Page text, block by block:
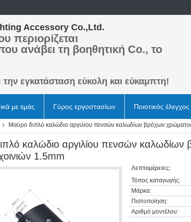
Accessory Co.,Ltd.
περιορίζεται
ανάβει τη βοηθητική Co., το
εγκατάσταση εύκολη και εύκαμπτη!
με εμάς Γύρος εργοστασίων Ποιοτικός έλεγχος
Μαύρο διπλό καλώδιο αργιλίου πενσών καλωδίων βρόχων
καλώδιο αργιλίου πενσών καλωδίων
1.5mm
Λεπτομέρειες:
Τόπος καταγωγής:
Μάρκα:
Πιστοποίηση:
Αριθμό μοντέλου: